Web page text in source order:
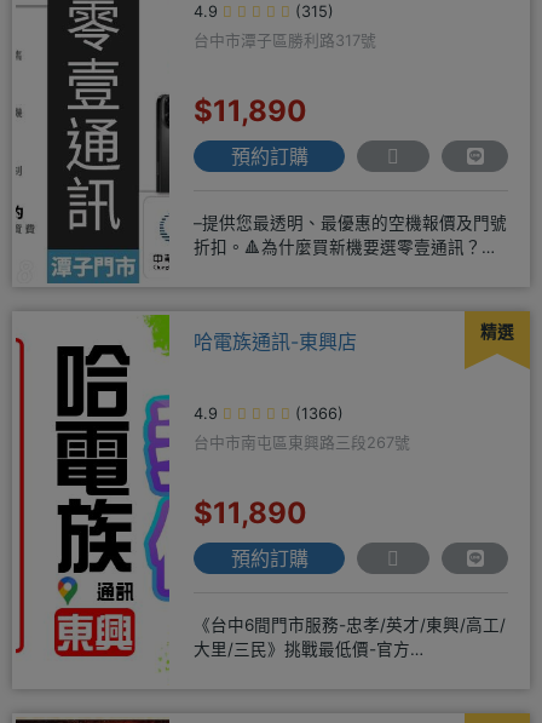
4.9
(315)
台中市潭子區勝利路317號
$11,890
預約訂購
–提供您最透明、最優惠的空機報價及門號
折扣。🔺為什麼買新機要選零壹通訊？
精選
哈電族通訊-東興店
4.9
(1366)
台中市南屯區東興路三段267號
$11,890
預約訂購
《台中6間門市服務-忠孝/英才/東興/高工/
大里/三民》挑戰最低價-官方